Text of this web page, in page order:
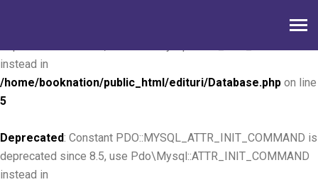
: Constant PDO::MYSQL_ATTR_INIT_COMMAND is
instead in
/home/booknation/public_html/edituri/Database.php on line
5
Deprecated: Constant PDO::MYSQL_ATTR_INIT_COMMAND is
deprecated since 8.5, use Pdo\Mysql::ATTR_INIT_COMMAND
instead in